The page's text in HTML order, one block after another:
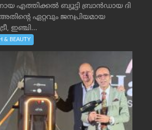
എത്തിക്കൽ ബ്യൂട്ടി ബ്രാൻഡായ ദി
ഏറ്റവും ജനപ്രിയമായ
ഇഞ്ചി...
& BEAUTY